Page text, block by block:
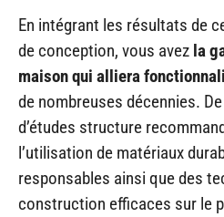
En intégrant les résultats de
de conception, vous avez la
maison qui alliera
de nombreuses décennies.
d’études structure
l’utilisation de matériaux
responsables ainsi que des
construction efficaces sur le